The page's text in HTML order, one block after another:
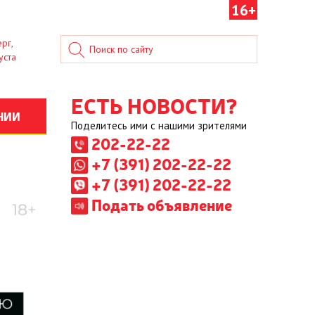
16+
ЕСТЬ НОВОСТИ?
Поделитесь ими с нашими зрителями
202-22-22
+7 (391) 202-22-22
+7 (391) 202-22-22
Подать объявление